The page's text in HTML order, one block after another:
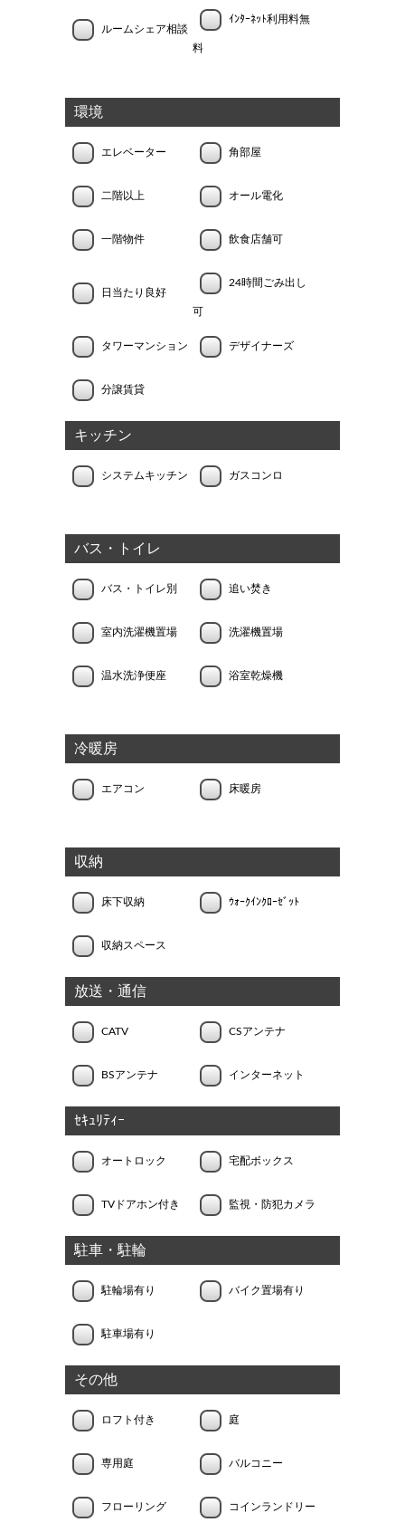
ルームシェア相談
ｲﾝﾀｰﾈｯﾄ利用料無
料
環境
エレベーター 角部屋
二階以上 オール電化
一階物件 飲食店舗可
日当たり良好
24時間ごみ出し
可
タワーマンション デザイナーズ
分譲賃貸
キッチン
システムキッチン ガスコンロ
バス・トイレ
バス・トイレ別 追い焚き
室内洗濯機置場 洗濯機置場
温水洗浄便座 浴室乾燥機
冷暖房
エアコン 床暖房
収納
床下収納 ｳｫｰｸｲﾝｸﾛｰｾﾞｯﾄ
収納スペース
放送・通信
CATV CSアンテナ
BSアンテナ インターネット
ｾｷｭﾘﾃｨｰ
オートロック 宅配ボックス
TVドアホン付き 監視・防犯カメラ
駐車・駐輪
駐輪場有り バイク置場有り
駐車場有り
その他
ロフト付き 庭
専用庭 バルコニー
フローリング コインランドリー